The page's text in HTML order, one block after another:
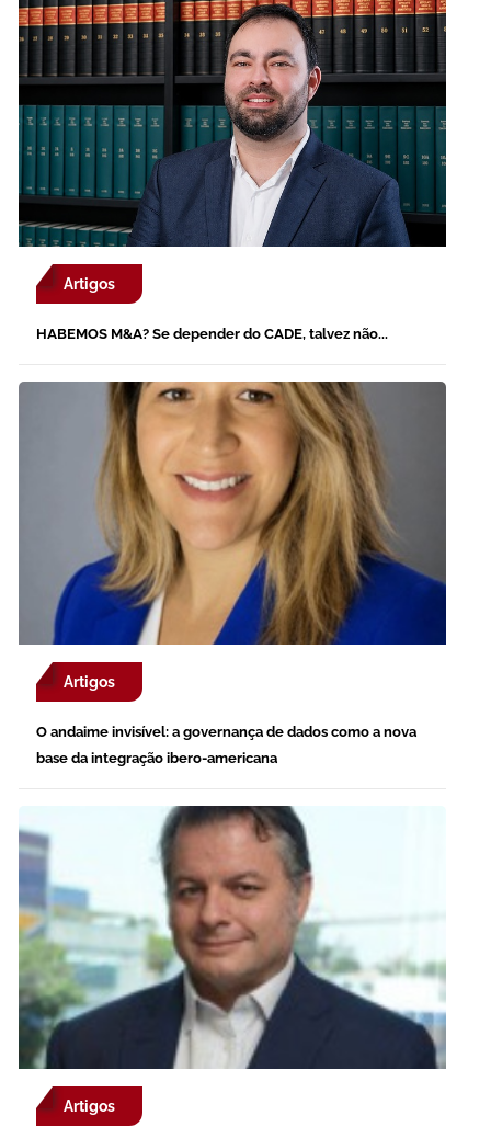
Artigos
HABEMOS M&A? Se depender do CADE, talvez não...
Artigos
O andaime invisível: a governança de dados como a nova
base da integração ibero-americana
Artigos